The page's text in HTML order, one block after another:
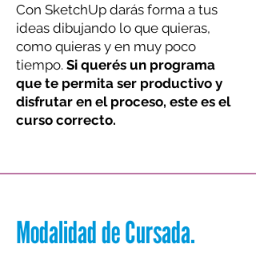
Con SketchUp darás forma a tus
ideas dibujando lo que quieras,
como quieras y en muy poco
tiempo. Si querés un programa
que te permita ser productivo y
disfrutar en el proceso, este es el
curso correcto.
Modalidad de Cursada.